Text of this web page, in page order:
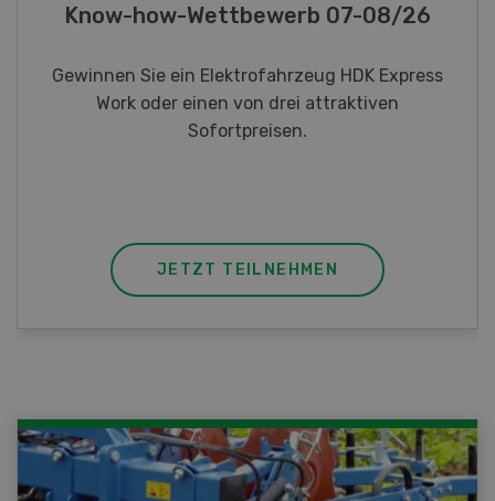
Fotorätsel 07-08/26
Gewinnen Sie eines von fünf LANDI
Taschenmessern
JETZT TEILNEHMEN